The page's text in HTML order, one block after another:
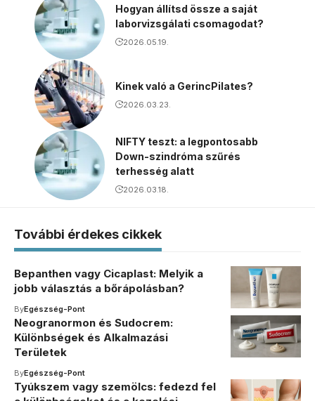
Hogyan állítsd össze a saját
laborvizsgálati csomagodat?
2026.05.19.
Kinek való a GerincPilates?
2026.03.23.
NIFTY teszt: a legpontosabb
Down-szindróma szűrés
terhesség alatt
2026.03.18.
További érdekes cikkek
Bepanthen vagy Cicaplast: Melyik a
jobb választás a bőrápolásban?
ByEgészség-Pont
Neogranormon és Sudocrem:
Különbségek és Alkalmazási
Területek
ByEgészség-Pont
Tyúkszem vagy szemölcs: fedezd fel